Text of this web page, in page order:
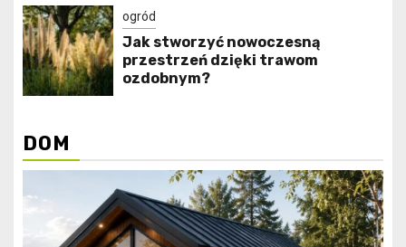
ogród
Jak stworzyć nowoczesną
przestrzeń dzięki trawom
ozdobnym?
DOM